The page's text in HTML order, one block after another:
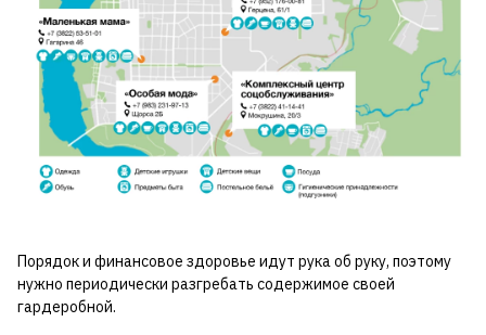
Порядок и финансовое здоровье идут рука об руку, поэтому
нужно периодически разгребать содержимое своей
гардеробной.